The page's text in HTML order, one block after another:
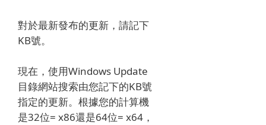
對於最新發布的更新，請記下
KB號。
現在，使用Windows Update
目錄網站搜索由您記下的KB號
指定的更新。 根據您的計算機
是32位= x86還是64位= x64，